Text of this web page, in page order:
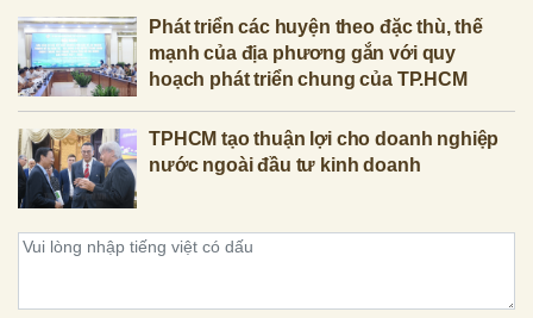
Phát triển các huyện theo đặc thù, thế
mạnh của địa phương gắn với quy
hoạch phát triển chung của TP.HCM
TPHCM tạo thuận lợi cho doanh nghiệp
nước ngoài đầu tư kinh doanh